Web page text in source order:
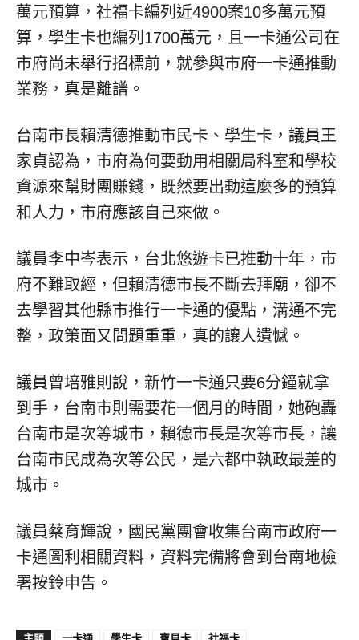
萬元預算，社福卡編列近4900案10多萬元預
算，學生卡也編列1700萬元，且一卡通公司在
市府尚未舉行招標前，就參與市府一卡通推動
業務，真是離譜。
台南市長賴清德推動市民卡、學生卡，議員王
家貞認為，市府為何要動用相關局科室和學校
資源來幫財團賺錢，既然要出動這麼多的預算
和人力，市府應該自己來做。
議員李中岑表示，台北悠遊卡已推動十年，市
府不難取經，但賴清德市長不斷去拜廟，卻不
去學習其他縣市推行一卡通的優點，溝通不完
整，政策面又問題重重，真的讓人遺憾。
議員曾培雅則說，新竹一卡通只要6分鐘就拿
到手，台南市則需要花一個月的時間，她砲轟
台南市是次等城市，賴德市長是次等市長，讓
台南市民成為次等公民，是六都中執政最差的
城市。
議員蔡育輝說，國民黨團會收集台南市政府一
卡通圖利相關資料，資料完備將會到台南地檢
署按鈴申告。